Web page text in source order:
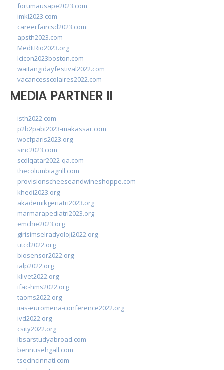
forumausape2023.com
imkl2023.com
careerfaircsd2023.com
apsth2023.com
MedItRio2023.org
lcicon2023boston.com
waitangidayfestival2022.com
vacancesscolaires2022.com
MEDIA PARTNER II
isth2022.com
p2b2pabi2023-makassar.com
wocfparis2023.org
sinc2023.com
scdlqatar2022-qa.com
thecolumbiagrill.com
provisionscheeseandwineshoppe.com
khedi2023.org
akademikgeriatri2023.org
marmarapediatri2023.org
emchie2023.org
girisimselradyoloji2022.org
utcd2022.org
biosensor2022.org
ialp2022.org
klivet2022.org
ifac-hms2022.org
taoms2022.org
iias-euromena-conference2022.org
ivd2022.org
csity2022.org
ibsarstudyabroad.com
bennusehgall.com
tsecincinnati.com